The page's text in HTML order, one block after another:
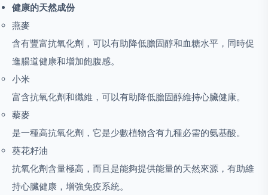
健康的天然成份
燕麥
含有豐富抗氧化劑，可以有助降低膽固醇和血糖水平，同時促
進腸道健康和增加飽腹感。
小米
富含抗氧化劑和纖維，可以有助降低膽固醇維持心臟健康。
藜麥
是一種高抗氧化劑，它是少數植物含有九種必需的氨基酸。
葵花籽油
抗氧化劑含量極高，而且是能夠提供能量的天然來源，有助維
持心臟健康，增強免疫系統。